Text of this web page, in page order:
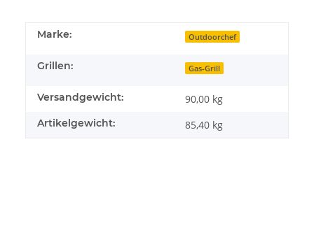
Marke: Outdoorchef
Grillen: Gas-Grill
Versandgewicht: 90,00 kg
Artikelgewicht: 85,40 kg